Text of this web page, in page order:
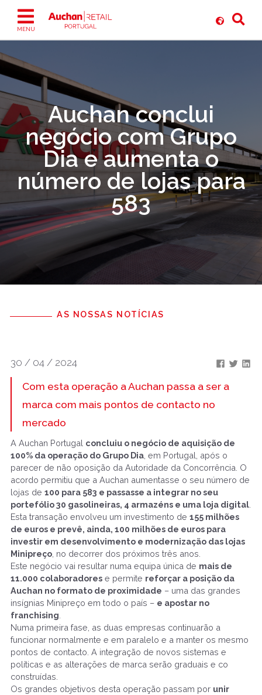
conteúdo
MENU
Auchan conclui
negócio com Grupo
Dia e aumenta o
número de lojas para
583
AS NOSSAS NOTÍCIAS
30 / 04 / 2024
Com esta operação a Auchan passa a ser a
marca com mais pontos de contacto no
mercado
A Auchan Portugal concluiu o negócio de aquisição de
100% da operação do Grupo Dia, em Portugal, após o
parecer de não oposição da Autoridade da Concorrência. O
acordo permitiu que a Auchan aumentasse o seu número de
lojas de 100 para 583 e passasse a integrar no seu
portefólio 30 gasolineiras, 4 armazéns e uma loja digital.
Esta transação envolveu um investimento de 155 milhões
de euros e prevê, ainda, 100 milhões de euros para
investir em desenvolvimento e modernização das lojas
Minipreço, no decorrer dos próximos três anos.
Este negócio vai resultar numa equipa única de mais de
11.000 colaboradorese permite reforçar a posição da
Auchan no formato de proximidade – uma das grandes
insígnias Minipreço em todo o país – e apostar no
franchising
Numa primeira fase, as duas empresas continuarão a
funcionar normalmente e em paralelo e a manter os mesmo
pontos de contacto. A integração de novos sistemas e
políticas e as alterações de marca serão graduais e co
construídas.
Os grandes objetivos desta operação passam por unir